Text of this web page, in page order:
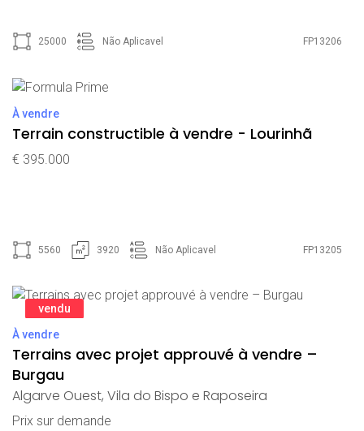
25000 Não Aplicavel FP13206
À vendre
Terrain constructible à vendre - Lourinhã
€ 395.000
5560 3920 Não Aplicavel FP13205
vendu
À vendre
Terrains avec projet approuvé à vendre –
Burgau
Algarve Ouest, Vila do Bispo e Raposeira
Prix ​​sur demande